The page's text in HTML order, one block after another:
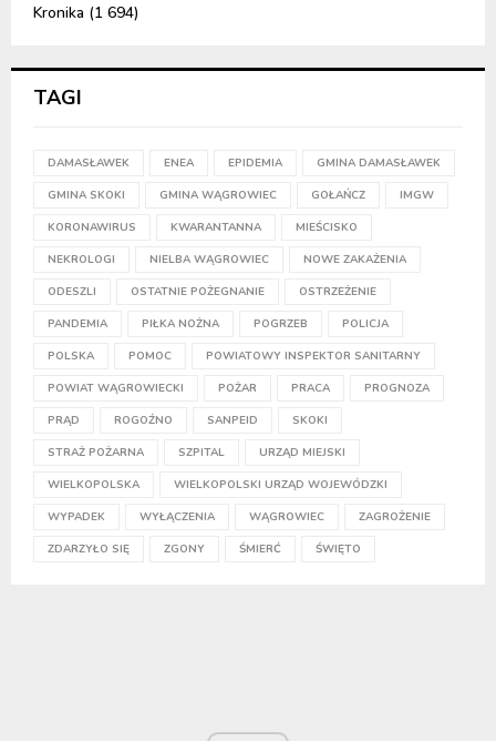
Kronika (1 694)
TAGI
DAMASŁAWEK ENEA EPIDEMIA GMINA DAMASŁAWEK
GMINA SKOKI GMINA WĄGROWIEC GOŁAŃCZ IMGW
KORONAWIRUS KWARANTANNA MIEŚCISKO
NEKROLOGI NIELBA WĄGROWIEC NOWE ZAKAŻENIA
ODESZLI OSTATNIE POŻEGNANIE OSTRZEŻENIE
PANDEMIA PIŁKA NOŻNA POGRZEB POLICJA
POLSKA POMOC POWIATOWY INSPEKTOR SANITARNY
POWIAT WĄGROWIECKI POŻAR PRACA PROGNOZA
PRĄD ROGOŹNO SANPEID SKOKI
STRAŻ POŻARNA SZPITAL URZĄD MIEJSKI
WIELKOPOLSKA WIELKOPOLSKI URZĄD WOJEWÓDZKI
WYPADEK WYŁĄCZENIA WĄGROWIEC ZAGROŻENIE
ZDARZYŁO SIĘ ZGONY ŚMIERĆ ŚWIĘTO